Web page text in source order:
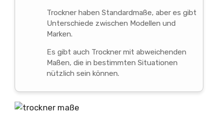
Trockner haben Standardmaße, aber es gibt
Unterschiede zwischen Modellen und
Marken.
Es gibt auch Trockner mit abweichenden
Maßen, die in bestimmten Situationen
nützlich sein können.